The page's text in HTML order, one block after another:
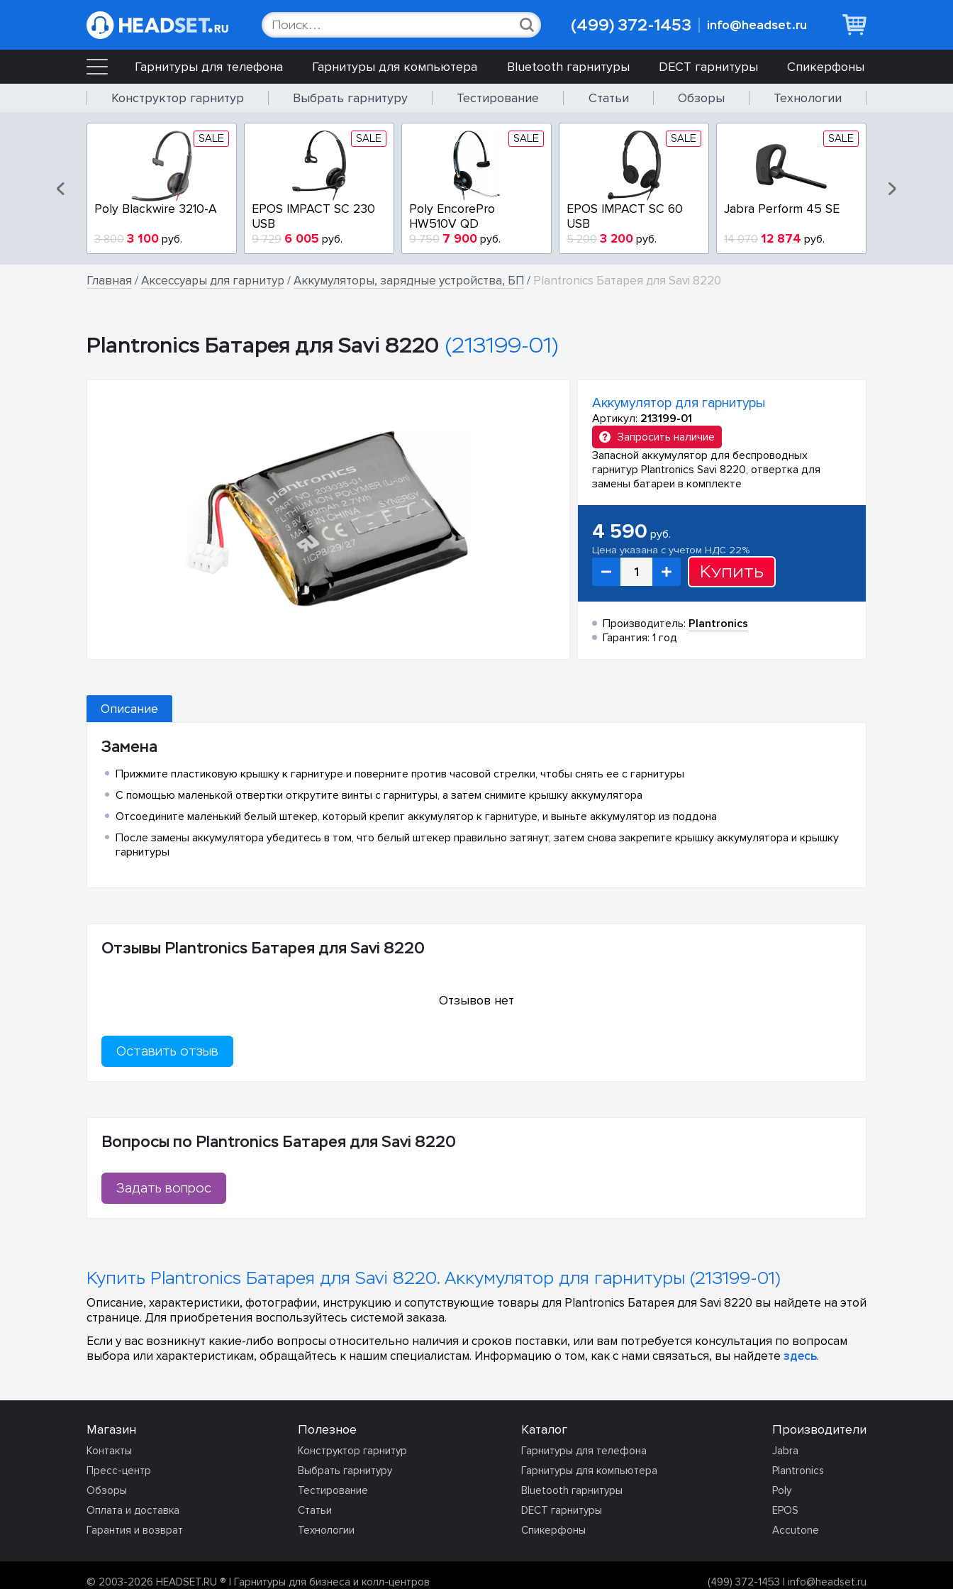
(499) 372-1453 info@headset.ru
Гарнитуры для телефона Гарнитуры для компьютера Bluetooth гарнитуры DECT гарнитуры
Спикерфоны
Конструктор гарнитур
Выбрать гарнитуру Тестирование Статьи Обзоры Технологии
SALE
Poly Blackwire 3210-A
3 800 3 100 руб.
SALE
EPOS IMPACT SC 230
USB
9 729 6 005 руб.
SALE
Poly EncorePro
HW510V QD
9 750 7 900 руб.
SALE
EPOS IMPACT SC 60
USB
5 200 3 200 руб.
SALE
Jabra Perform 45 SE
14 070 12 874 руб.
Главная /Аксессуары для гарнитур /Аккумуляторы, зарядные устройства, БП / Plantronics Батарея для Savi 8220
Plantronics Батарея для Savi 8220 (213199-01)
Аккумулятор для гарнитуры
Артикул: 213199-01
Запросить наличие
Запасной аккумулятор для беспроводных
гарнитур Plantronics Savi 8220, отвертка для
замены батареи в комплекте
4 590 руб.
Цена указана с учетом НДС 22%
Купить
Производитель: Plantronics
Гарантия: 1 год
Описание
Замена
Прижмите пластиковую крышку к гарнитуре и поверните против часовой стрелки, чтобы снять ее с гарнитуры
С помощью маленькой отвертки открутите винты с гарнитуры, а затем снимите крышку аккумулятора
Отсоедините маленький белый штекер, который крепит аккумулятор к гарнитуре, и выньте аккумулятор из поддона
После замены аккумулятора убедитесь в том, что белый штекер правильно затянут, затем снова закрепите крышку аккумулятора и крышку
гарнитуры
Отзывы Plantronics Батарея для Savi 8220
Отзывов нет
Оставить отзыв
Вопросы по Plantronics Батарея для Savi 8220
Задать вопрос
Купить Plantronics Батарея для Savi 8220. Аккумулятор для гарнитуры (213199-01)
Описание, характеристики, фотографии, инструкцию и сопутствующие товары для Plantronics Батарея для Savi 8220 вы найдете на этой
странице. Для приобретения воспользуйтесь системой заказа.
Если у вас возникнут какие-либо вопросы относительно наличия и сроков поставки, или вам потребуется консультация по вопросам
выбора или характеристикам, обращайтесь к нашим специалистам. Информацию о том, как с нами связаться, вы найдете здесь.
Магазин
Контакты
Пресс-центр
Обзоры
Оплата и доставка
Гарантия и возврат
Полезное
Конструктор гарнитур
Выбрать гарнитуру
Тестирование
Статьи
Технологии
Каталог
Гарнитуры для телефона
Гарнитуры для компьютера
Bluetooth гарнитуры
DECT гарнитуры
Спикерфоны
Производители
Jabra
Plantronics
Poly
EPOS
Accutone
© 2003-2026 HEADSET.RU ® | Гарнитуры для бизнеса и колл-центров (499) 372-1453 | info@headset.ru